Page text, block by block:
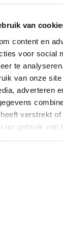
van
content en
voor social
te
van onze
adverteren
verstrekt
uw gebruik van
ontwerp aan
langs de Vecht
een echte
paste de